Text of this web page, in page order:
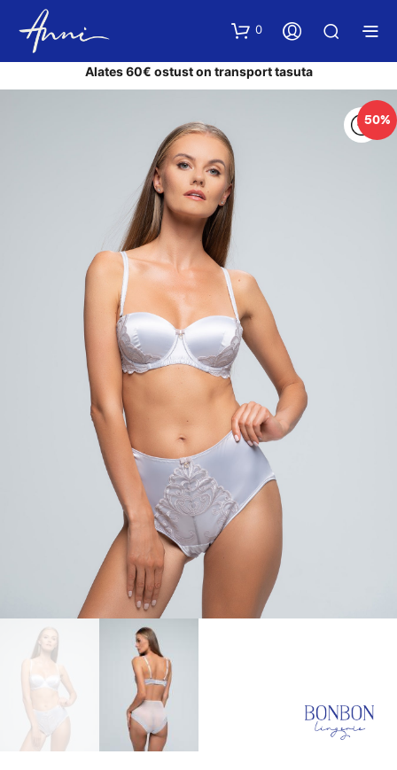
0
Alates 60€ ostust on transport tasuta
50%